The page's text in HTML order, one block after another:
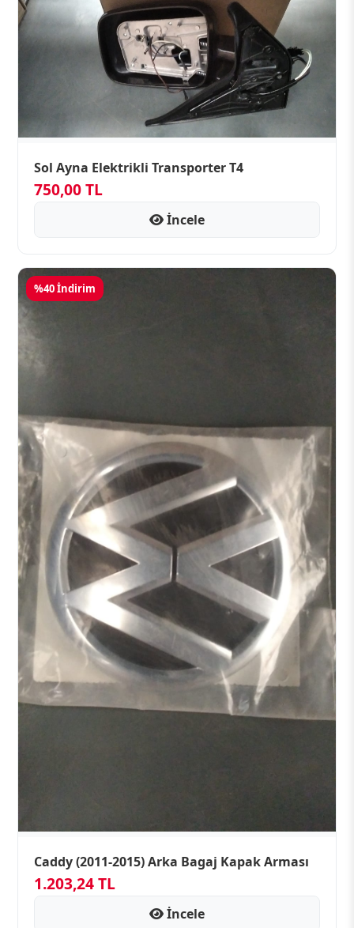
Sol Ayna Elektrikli Transporter T4
750,00 TL
İncele
%40 İndirim
Caddy (2011-2015) Arka Bagaj Kapak Arması
1.203,24 TL
İncele